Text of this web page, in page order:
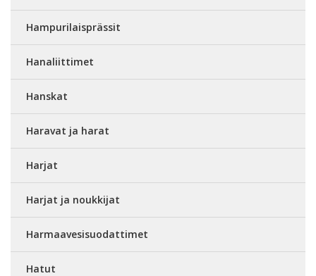
Hampurilaisprässit
Hanaliittimet
Hanskat
Haravat ja harat
Harjat
Harjat ja noukkijat
Harmaavesisuodattimet
Hatut